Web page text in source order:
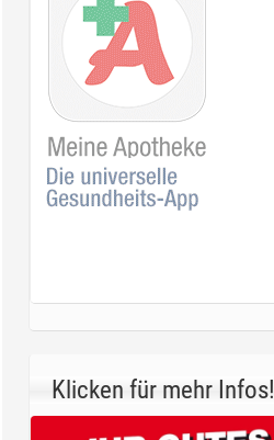
Klicken für mehr Infos!